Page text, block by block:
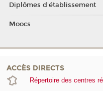
Diplômes d'établissement
Moocs
ACCÈS DIRECTS
Répertoire des centres